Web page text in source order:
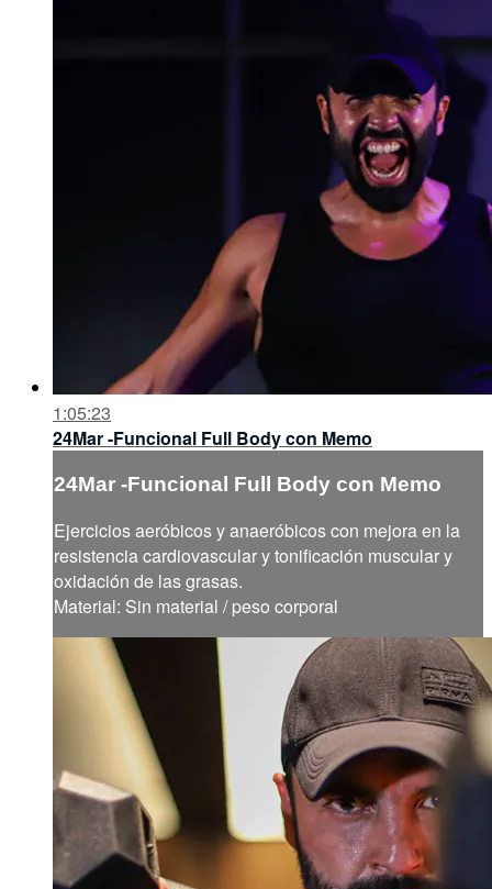
1:05:23
24Mar -Funcional Full Body con Memo
24Mar -Funcional Full Body con Memo
Ejercicios aeróbicos y anaeróbicos con mejora en la
resistencia cardiovascular y tonificación muscular y
oxidación de las grasas.
Material: Sin material / peso corporal